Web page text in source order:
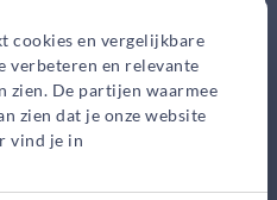
cookies en vergelijkbare
verbeteren en relevante
zien. De partijen waarmee
zien dat je onze website
vind je in
afspraak